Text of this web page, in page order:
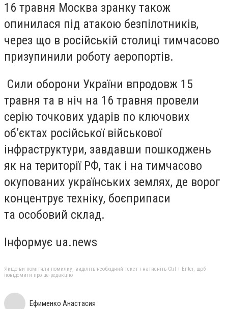
16 травня Москва зранку також
опинилася під атакою безпілотників,
через що в російській столиці тимчасово
призупинили роботу аеропортів.
Сили оборони України впродовж 15
травня та в ніч на 16 травня провели
серію точкових ударів по ключових
об’єктах російської військової
інфраструктури, завдавши пошкоджень
як на території РФ, так і на тимчасово
окупованих українських землях, де ворог
концентрує техніку, боєприпаси
та особовий склад.
Інформує ua.news
Якщо ви помітили помилку, виділіть необхідний текст і натисніть Ctrl + Enter, щоб
повідомити про це редакцію
Ефименко Анастасия